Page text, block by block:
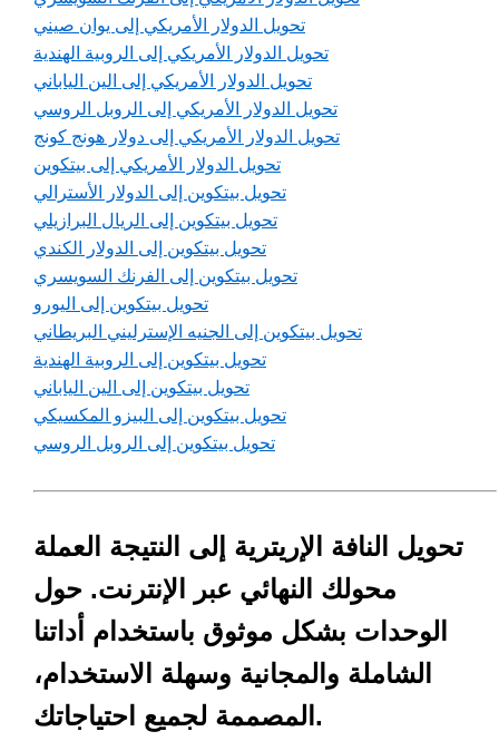
تحويل الدولار الأمريكي إلى يوان صيني
تحويل الدولار الأمريكي إلى الروبية الهندية
تحويل الدولار الأمريكي إلى الين الياباني
تحويل الدولار الأمريكي إلى الروبل الروسي
تحويل الدولار الأمريكي إلى دولار هونج كونج
تحويل الدولار الأمريكي إلى بيتكوين
تحويل بيتكوين إلى الدولار الأسترالي
تحويل بيتكوين إلى الريال البرازيلي
تحويل بيتكوين إلى الدولار الكندي
تحويل بيتكوين إلى الفرنك السويسري
تحويل بيتكوين إلى اليورو
تحويل بيتكوين إلى الجنيه الإسترليني البريطاني
تحويل بيتكوين إلى الروبية الهندية
تحويل بيتكوين إلى الين الياباني
تحويل بيتكوين إلى البيزو المكسيكي
تحويل بيتكوين إلى الروبل الروسي
تحويل النافة الإريترية إلى النتيجة العملة
محولك النهائي عبر الإنترنت. حول
الوحدات بشكل موثوق باستخدام أداتنا
الشاملة والمجانية وسهلة الاستخدام،
المصممة لجميع احتياجاتك.